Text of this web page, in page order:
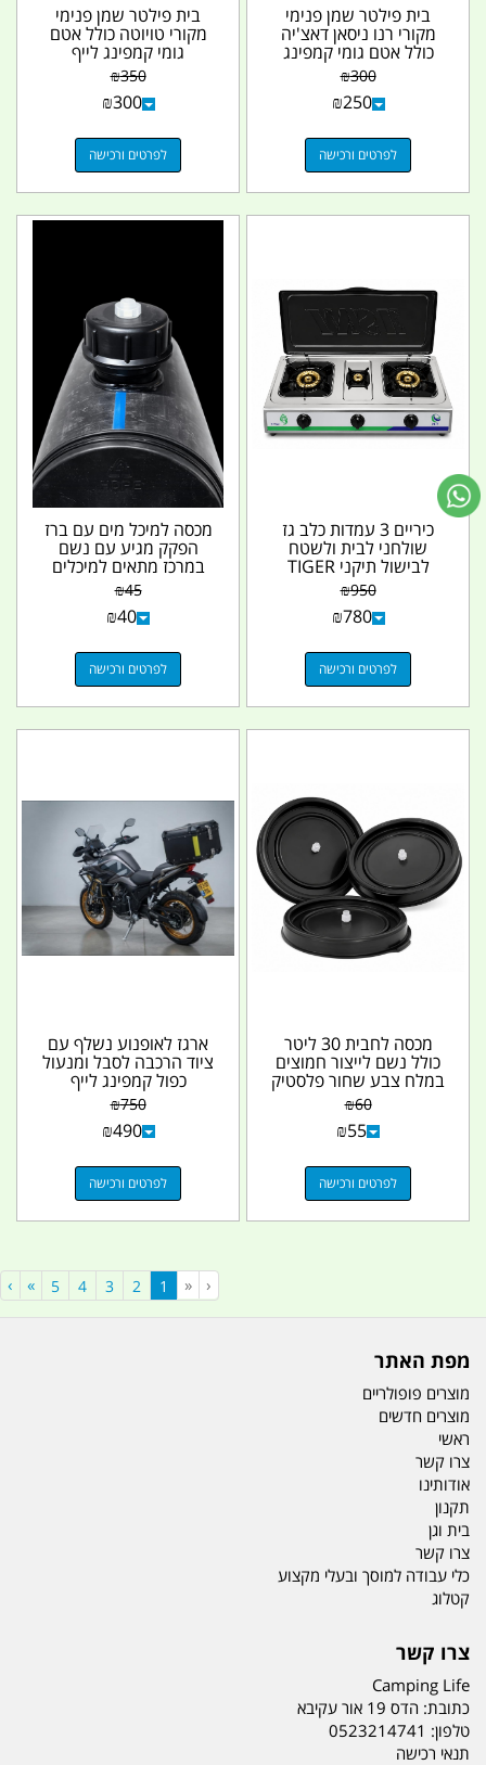
בית פילטר שמן פנימי
מקורי רנו ניסאן דאצ'יה
כולל אטם גומי קמפינג
לייף₪300
₪250
לפרטים ורכישה
בית פילטר שמן פנימי
מקורי טויוטה כולל אטם
גומי קמפינג לייף
₪350
₪300
לפרטים ורכישה
כיריים 3 עמדות כלב גז
שולחני לבית ולשטח
לבישול תיקני TIGER
קמפינג לייף
₪950
₪780
לפרטים ורכישה
מכסה למיכל מים עם ברז
הפקק מגיע עם נשם
במרכז מתאים למיכלים
שמותקנים על גיפים...
₪45
₪40
לפרטים ורכישה
מכסה לחבית 30 ליטר
כולל נשם לייצור חמוצים
במלח צבע שחור פלסטיק
קמפינג לייף
₪60
₪55
לפרטים ורכישה
ארגז לאופנוע נשלף עם
ציוד הרכבה לסבל ומנעול
כפול קמפינג לייף
₪750
₪490
לפרטים ורכישה
‹
«
1
2
3
4
5
»
›
מפת האתר
מוצרים פופולריים
מוצרים חדשים
ראשי
צרו קשר
אודותינו
תקנון
בית וגן
צרו קשר
כלי עבודה למוסך ובעלי מקצוע
קטלוג
צרו קשר
Camping Life
כתובת: הדס 19 אור עקיבא
טלפון: 0523214741
תנאי רכישה